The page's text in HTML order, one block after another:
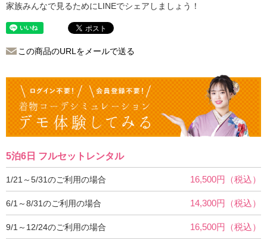
家族みんなで見るためにLINEでシェアしましょう！
この商品のURLをメールで送る
5泊6日 フルセットレンタル
1/21～5/31のご利用の場合 16,500円（税込）
6/1～8/31のご利用の場合 14,300円（税込）
9/1～12/24のご利用の場合 16,500円（税込）